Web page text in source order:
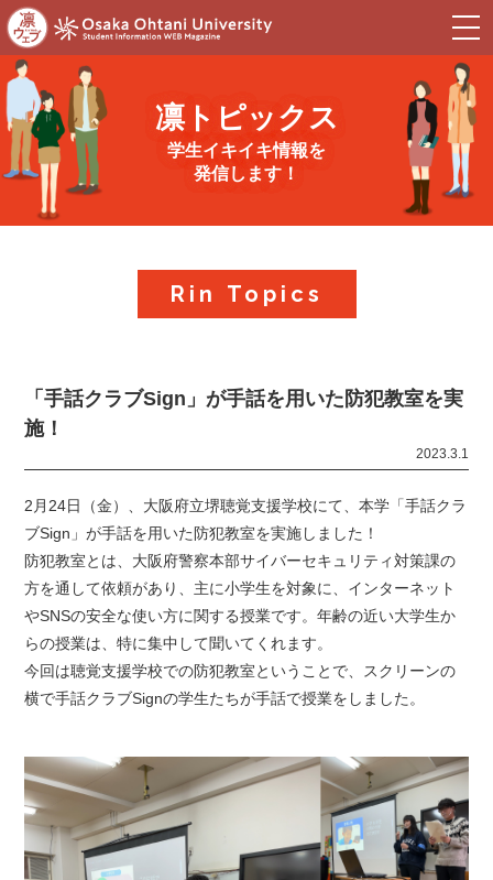
凛トピックス
学生イキイキ情報を
発信します！
Rin Topics
「手話クラブSign」が手話を用いた防犯教室を実
施！
2023.3.1
2月24日（金）、大阪府立堺聴覚支援学校にて、本学「手話クラ
ブSign」が手話を用いた防犯教室を実施しました！
防犯教室とは、大阪府警察本部サイバーセキュリティ対策課の
方を通して依頼があり、主に小学生を対象に、インターネット
やSNSの安全な使い方に関する授業です。年齢の近い大学生か
らの授業は、特に集中して聞いてくれます。
今回は聴覚支援学校での防犯教室ということで、スクリーンの
横で手話クラブSignの学生たちが手話で授業をしました。